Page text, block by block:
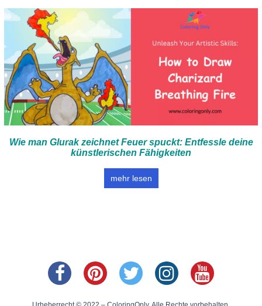
Wie man Glurak zeichnet Feuer spuckt: Entfessle deine
künstlerischen Fähigkeiten
mehr lesen